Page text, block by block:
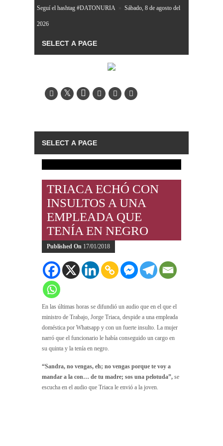
Seguí el hashtag #DATONURIA » Sábado, 8 de agosto del
2026
TRIACA ECHÓ CON
INSULTOS A UNA
EMPLEADA QUE
TENÍA EN NEGRO
Published On 17/01/2018
En las últimas horas se difundió un audio que en el que el
ministro de Trabajo, Jorge Triaca, despide a una empleada
doméstica por Whatsapp y con un fuerte insulto. La mujer
narró que el funcionario le había conseguido un cargo en
su quinta y la tenía en negro.
“Sandra, no vengas, eh; no vengas porque te voy a
mandar a la con… de tu madre; sos una pelotuda”, se
escucha en el audio que Triaca le envió a la joven.